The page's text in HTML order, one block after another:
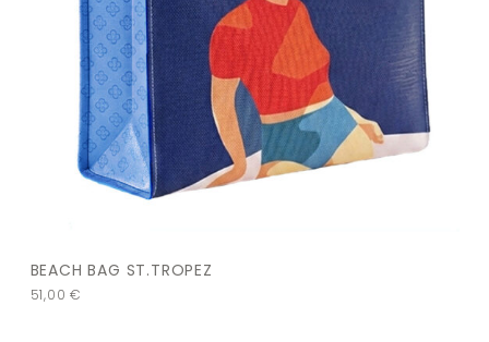
BEACH BAG ST.TROPEZ
51,00€